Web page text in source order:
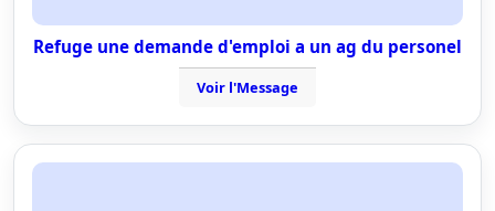
Refuge une demande d'emploi a un ag du personel
Voir l'Message